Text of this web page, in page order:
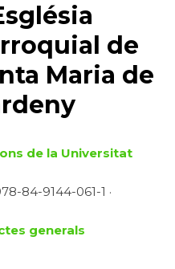
de
Maria de
de la Universitat
84-9144-061-1 ·
generals